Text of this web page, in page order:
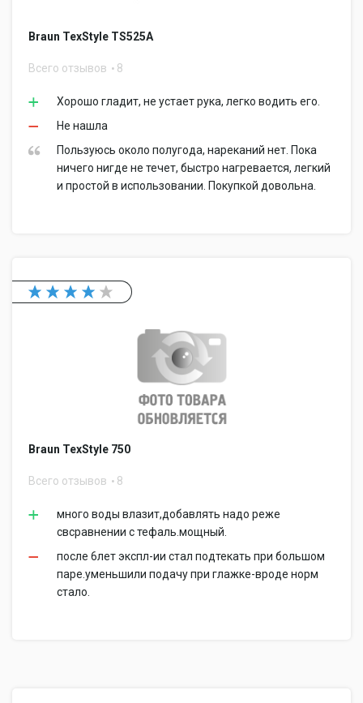
Braun TexStyle TS525A
Всего отзывов 8
Хорошо гладит, не устает рука, легко водить его.
Не нашла
Пользуюсь около полугода, нареканий нет. Пока
ничего нигде не течет, быстро нагревается, легкий
и простой в использовании. Покупкой довольна.
Braun TexStyle 750
Всего отзывов 8
много воды влазит,добавлять надо реже
свсравнении с тефаль.мощный.
после 6лет экспл-ии стал подтекать при большом
паре.уменьшили подачу при глажке-вроде норм
стало.